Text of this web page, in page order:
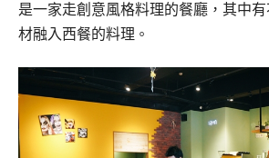
是一家走創意風格料理的餐廳，其中
材融入西餐的料理 。